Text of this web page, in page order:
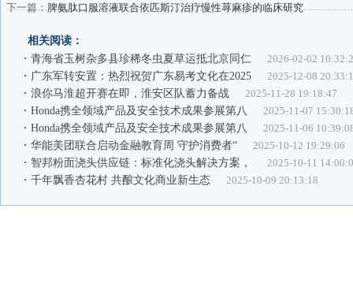
下一篇：脾氨肽口服溶液联合依匹斯汀治疗慢性荨麻疹的临床研究
相关阅读：
青海省玉树杂多县珍稀冬虫夏草运抵北京同仁
2026-02-02
广东军转安置：热烈祝贺广东易考文化在2025
2025-12-08
浪你马淮超开赛在即，淮安区队蓄力备战
2025-11-28 19:18:47
Honda携全领域产品及安全技术成果参展第八
2025-11-07
Honda携全领域产品及安全技术成果参展第八
2025-11-06
华能美团联合启动金融教育周 守护消费者“
2025-10-12 19:29:06
智邦粉面浇头供应链：标准化浇头解决方案，
2025-10-11
千年飘香杏花村 共酿文化商业新生态
2025-10-09 20:13:18